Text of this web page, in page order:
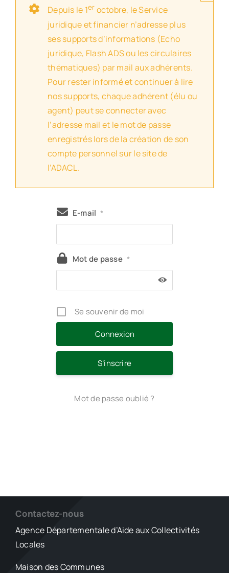
Depuis le 1er octobre, le Service
juridique et financier n’adresse plus
ses supports d’informations (Echo
juridique, Flash ADS ou les circulaires
thématiques) par mail aux adhérents.
Pour rester informé et continuer à lire
nos supports, chaque adhérent (élu ou
agent) peut se connecter avec
l’adresse mail et le mot de passe
enregistrés lors de la création de son
compte personnel sur le site de
l’ADACL.
E-mail *
Mot de passe *
Se souvenir de moi
S’inscrire
Mot de passe oublié ?
Contactez-nous
Agence Départementale d’Aide aux Collectivités
Locales
Maison des Communes